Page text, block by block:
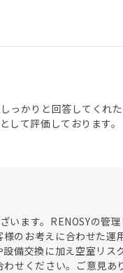
かりと回答してくれた
して評価しております。
います。RENOSYの管
のお考えに合わせた運
備交換に加え空室リス
せください。ご意見あ